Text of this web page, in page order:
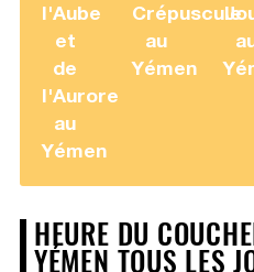
l'Aube
et
de
l'Aurore
au
Yémen
Crépuscule
au
Yémen
HEURE DU
YÉMEN TOUS LES